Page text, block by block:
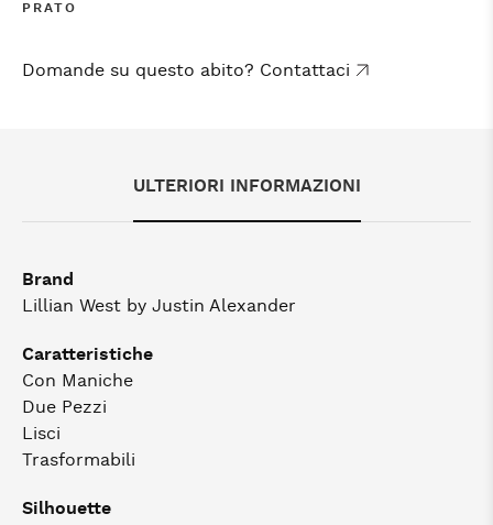
ULTERIORI INFORMAZIONI
Brand
Lillian West by Justin Alexander
Caratteristiche
Con Maniche
Due Pezzi
Lisci
Trasformabili
Silhouette
PRATO
Domande su questo abito? Contattaci